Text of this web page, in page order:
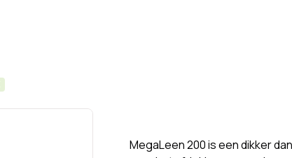
MegaLeen 200 is een dikker